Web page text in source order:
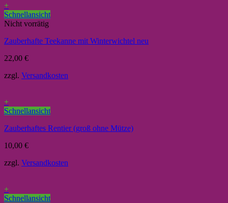
+
Schnellansicht
Nicht vorrätig
Zauberhafte Teekanne mit Winterwichtel neu
22,00 €
zzgl. Versandkosten
+
Schnellansicht
Zauberhaftes Rentier (groß ohne Mütze)
10,00 €
zzgl. Versandkosten
+
Schnellansicht